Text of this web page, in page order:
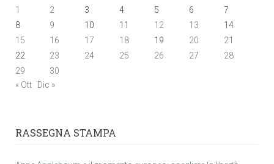
1
2 3 4 5 6
7
8
9 10 11 12 13
14
15
16 17 18 19 20
21
22
23 24 25 26 27
28
29
30
« Ott
Dic »
RASSEGNA STAMPA